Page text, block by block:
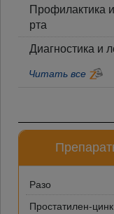
Профилактика
рта
Диагностика и
Читать все
Разо
Простатилен-цинк